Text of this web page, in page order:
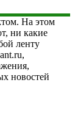
На этом
ни какие
ленту
новостей